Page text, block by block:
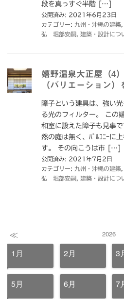
段を真っすぐ半階 […]
公開済み: 2021年6月23日
カテゴリー: 九州・沖縄の建築,
弘 堀部安嗣, 建築・設計につ
嬉野温泉大正屋（4
（バリエーション）
障子という建具は、強い
る光のフィルター。 この
和室に設えた障子も見事
然の庭は無く、ﾊﾞﾙｺﾆｰに
す。 その向こうは市 […]
公開済み: 2021年7月2日
カテゴリー: 九州・沖縄の建築,
弘 堀部安嗣, 建築・設計につ
≪ 2026
1月 2月 3
5月 6月 7